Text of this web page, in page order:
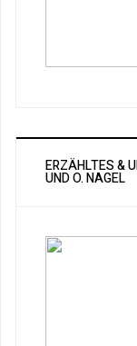
ERZÄHLTES &
ND O. NAGEL